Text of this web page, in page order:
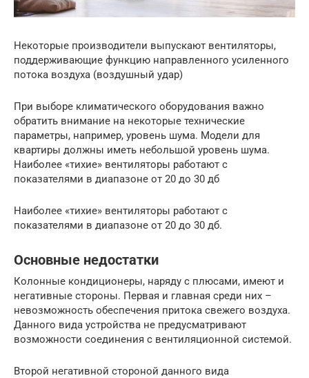
Некоторые производители выпускают вентиляторы,
поддерживающие функцию направленного усиленного
потока воздуха (воздушный удар)
При выборе климатического оборудования важно
обратить внимание на некоторые технические
параметры, например, уровень шума. Модели для
квартиры должны иметь небольшой уровень шума.
Наиболее «тихие» вентиляторы работают с
показателями в диапазоне от 20 до 30 дб
Наиболее «тихие» вентиляторы работают с
показателями в диапазоне от 20 до 30 дб.
Основные недостатки
Колонные кондиционеры, наряду с плюсами, имеют и
негативные стороны. Первая и главная среди них –
невозможность обеспечения притока свежего воздуха.
Данного вида устройства не предусматривают
возможности соединения с вентиляционной системой.
Второй негативной стороной данного вида